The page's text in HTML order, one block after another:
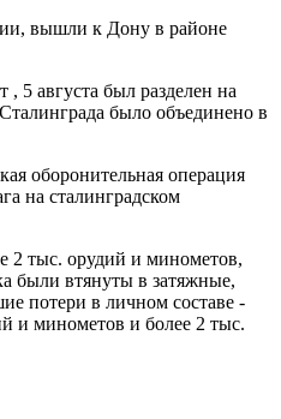
вышли к Дону в районе
5 августа был разделен на
было объединено в
оборонительная операция
на сталинградском
2 тыс. орудий и минометов,
были втянуты в затяжные,
потери в личном составе -
и минометов и более 2 тыс.